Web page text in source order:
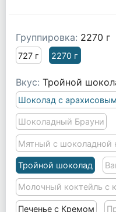
Группировка: 2270 г
727 г 2270 г
Вкус: Тройной
Шоколад с
Шоколадный Брауни
Мятный с шоколадной
Тройной шоколад
Молочный коктейль с
Печенье с Кремом